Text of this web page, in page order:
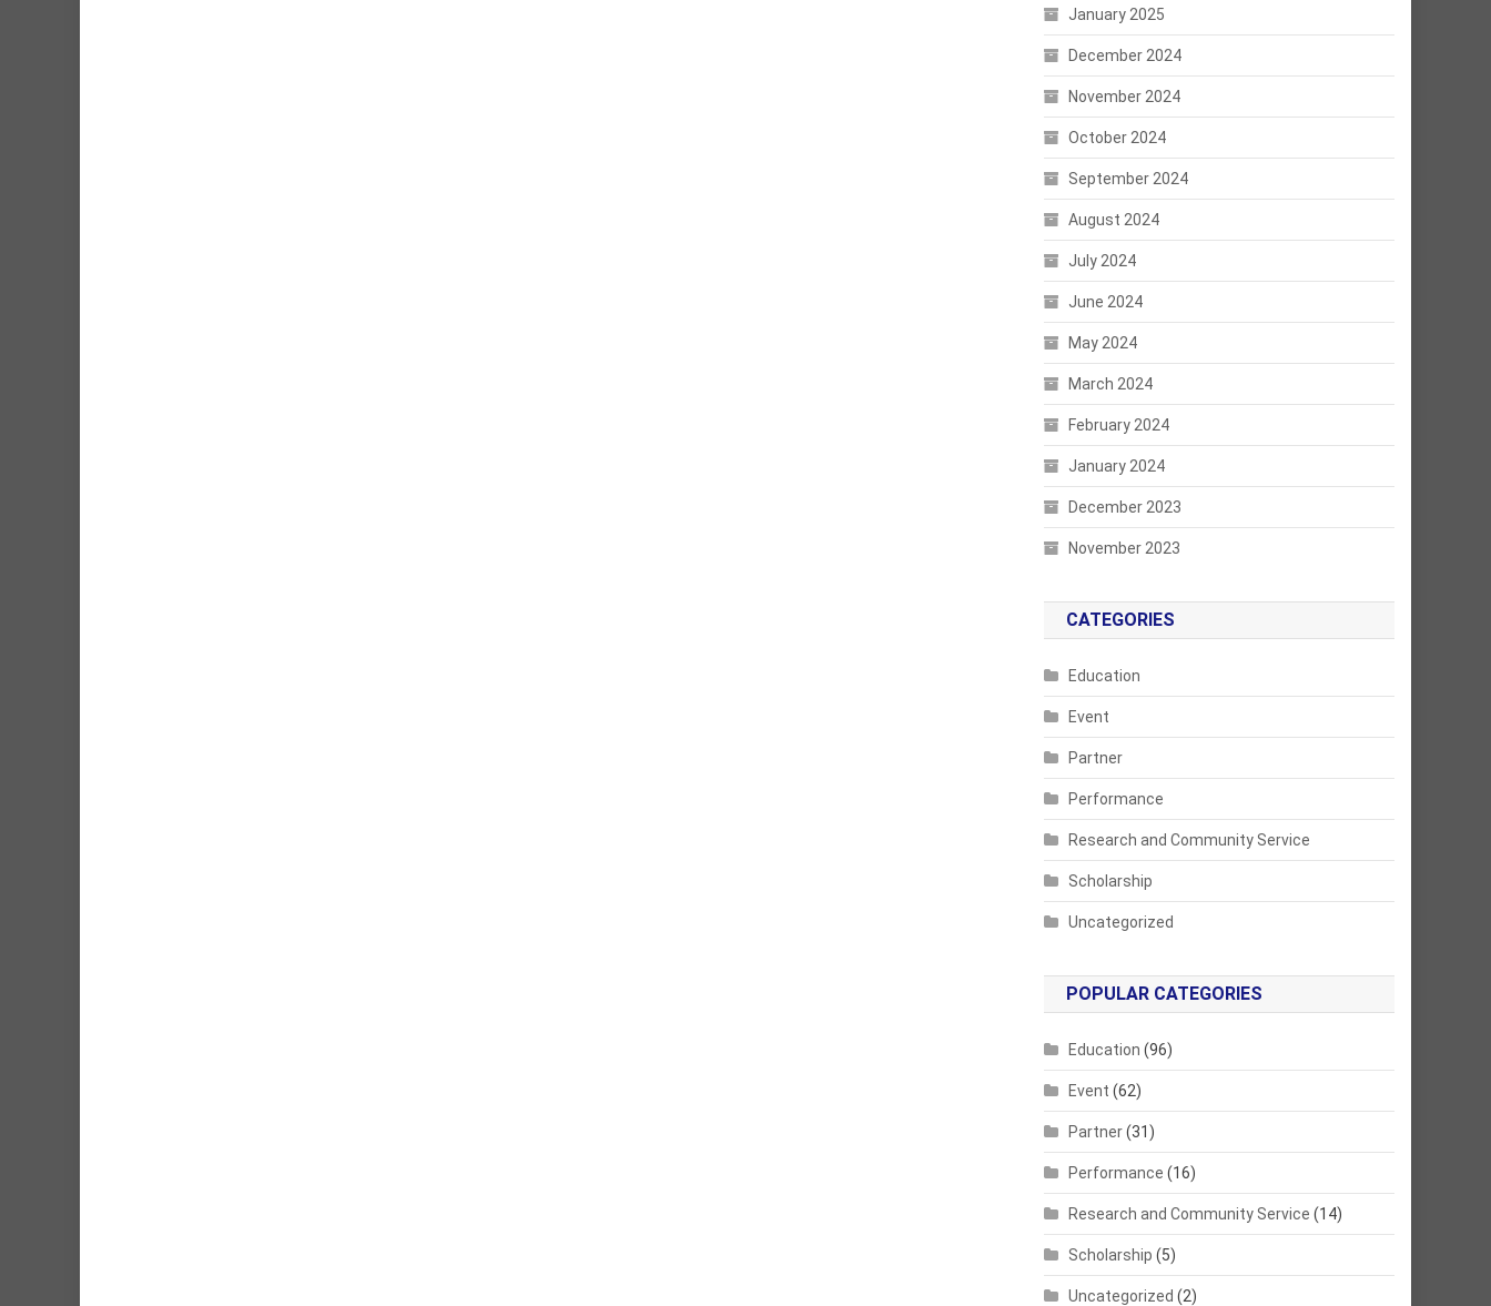
January 2025
December 2024
November 2024
October 2024
September 2024
August 2024
July 2024
June 2024
May 2024
March 2024
February 2024
January 2024
December 2023
November 2023
CATEGORIES
Education
Event
Partner
Performance
Research and Community Service
Scholarship
Uncategorized
POPULAR CATEGORIES
Education (96)
Event (62)
Partner(31)
Performance (16)
Research and Community Service (14)
Scholarship (5)
Uncategorized (2)